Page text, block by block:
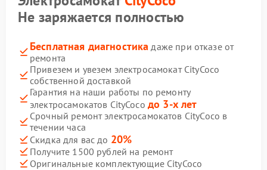
Не заряжается полностью
Бесплатная диагностика даже при отказе от
ремонта
Привезем и увезем электросамокат CityCoco
собственной доставкой
Гарантия на наши работы по ремонту
электросамокатов CityCoco до 3-х лет
Срочный ремонт электросамокатов CityCoco в
течении часа
Скидка для вас до 20%
Получите 1500 рублей на ремонт
Оригинальные комплектующие CityCoco